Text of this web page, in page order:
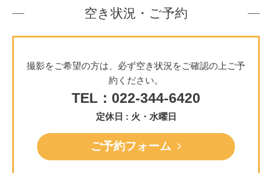
空き状況・ご予約
撮影をご希望の方は、必ず空き状況をご確認の上ご予
約ください。
TEL：022-344-6420
定休日 : 火・水曜日
ご予約フォーム